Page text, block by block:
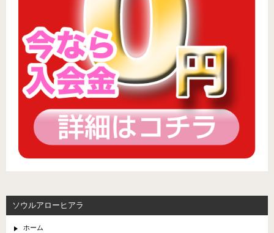
ソウルアローヒアラ
ホーム